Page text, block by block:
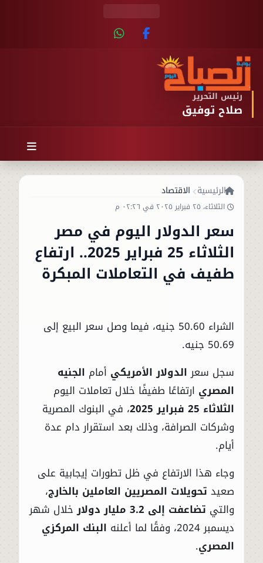
رئيس التحرير
صلاح توفيق
الرئيسية الاقتصاد
الثلاثاء، ٢٥ فبراير ٢٠٢٥ في ٠٢:٢٦ م
سعر الدولار اليوم في مصر
الثلاثاء 25 فبراير 2025.. ارتفاع
طفيف في التعاملات المبكرة
الشراء 50.60 جنيه، فيما وصل سعر البيع إلى
50.69 جنيه.
سجل سعرالدولار الأمريكي أمام الجنيه
المصري ارتفاعًا طفيفًا خلال تعاملات اليوم
الثلاثاء 25 فبراير 2025
، في البنوك المصرية
وشركات الصرافة، وذلك بعد استقرار دام عدة
أيام.
وجاء هذا الارتفاع في ظل تطورات إيجابية على
صعيد تحويلات المصريين العاملين بالخارج،
والتي تضاعفت إلى 3.2 مليار دولار
خلال شهر
ديسمبر 2024، وفقًا لما أعلنه
البنك المركزي
المصري.